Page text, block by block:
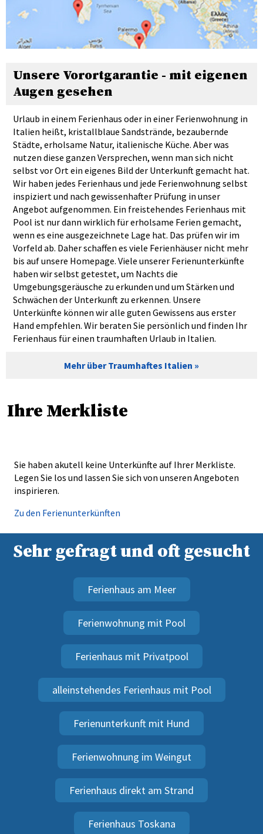
Unsere Vorortgarantie - mit eigenen
Augen gesehen
Urlaub in einem Ferienhaus oder in einer Ferienwohnung in
Italien heißt, kristallblaue Sandstrände, bezaubernde
Städte, erholsame Natur, italienische Küche. Aber was
nutzen diese ganzen Versprechen, wenn man sich nicht
selbst vor Ort ein eigenes Bild der Unterkunft gemacht hat.
Wir haben jedes Ferienhaus und jede Ferienwohnung selbst
inspiziert und nach gewissenhafter Prüfung in unser
Angebot aufgenommen. Ein freistehendes Ferienhaus mit
Pool ist nur dann wirklich für erholsame Ferien gemacht,
wenn es eine ausgezeichnete Lage hat. Das prüfen wir im
Vorfeld ab. Daher schaffen es viele Ferienhäuser nicht mehr
bis auf unsere Homepage. Viele unserer Ferienunterkünfte
haben wir selbst getestet, um Nachts die
Umgebungsgeräusche zu erkunden und um Stärken und
Schwächen der Unterkunft zu erkennen. Unsere
Unterkünfte können wir alle guten Gewissens aus erster
Hand empfehlen. Wir beraten Sie persönlich und finden Ihr
Ferienhaus für einen traumhaften Urlaub in Italien.
Mehr über Traumhaftes Italien
Ihre Merkliste
Sie haben akutell keine Unterkünfte auf Ihrer Merkliste.
Legen Sie los und lassen Sie sich von unseren Angeboten
inspirieren.
Zu den Ferienunterkünften
Sehr gefragt und oft gesucht
Ferienhaus am Meer
Ferienwohnung mit Pool
Ferienhaus mit Privatpool
alleinstehendes Ferienhaus mit Pool
Ferienunterkunft mit Hund
Ferienwohnung im Weingut
Ferienhaus direkt am Strand
Ferienhaus Toskana